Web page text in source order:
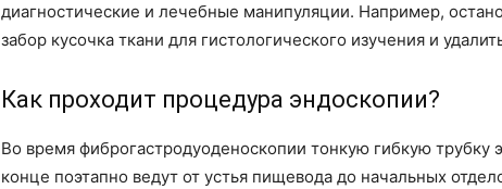
диагностические и лечебные манипуляции. Например,
забор кусочка ткани для гистологического изучения и
Как проходит процедура эндоскопии?
Во время фиброгастродуоденоскопии тонкую гибкую трубку
конце поэтапно ведут от устья пищевода до начальных